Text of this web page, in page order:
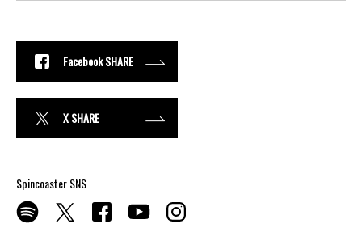
Facebook SHARE
X SHARE
Spincoaster SNS